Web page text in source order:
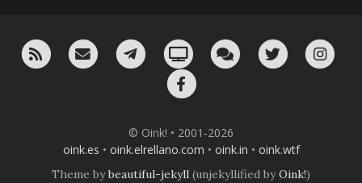
RSS ¡Mándame un email!¡Nuestro canal en Telegram!
Oink! TV Charla con nosotros
Twitter
© Oink! • 2001-2026
oink.es • oink.elrellano.com • oink.in • oink.wtf
Theme bybeautiful-jekyll (unjekyllified byOink!)